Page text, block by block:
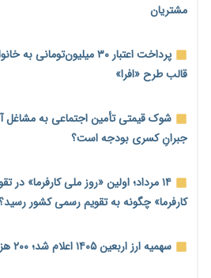
محدودیت تازه برای شبکه بانکی؛
کنترل تورم
سایپا و پارس‌خودرو
نماینده مجلس: توسعه مرزهای زمینی به
خانه کارگر قزوین: شکاف دستمزد و
مشتریان
پرداخت اعتبار ۳۰
قالب طرح «افرا»
شوک قیمتی تأمین اجتماعی به مشاغل
جبرانِ کسری بودجه است؟
۱۴ مرداد؛ اولین «روز ملی کارفرما»
کارفرما» چگونه به تقویم رسمی کشور
سهمیه ارز اربعین ۱۴۰۵ اعلام شد؛ ۲۰۰ هزار دینار برای هر زائر